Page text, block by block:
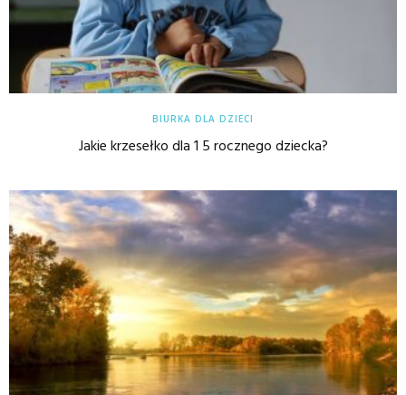
BIURKA DLA DZIECI
Jakie krzesełko dla 1 5 rocznego dziecka?